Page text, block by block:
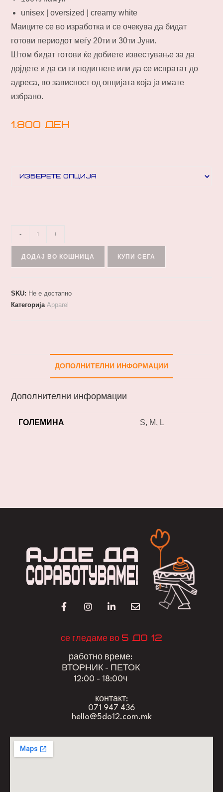
unisex | oversized | creamy white
Маиците се во изработка и се очекува да бидат
готови периодот меѓу 20ти и 30ти Jуни.
Штом бидат готови ќе добиете известување за да
дојдете и да си ги подигнете или да се испратат до
адреса, во зависност од опцијата која ја имате
избрано.
1.800ден
- +
ДОДАЈ ВО КОШНИЦА КУПИ СЕГА
SKU: Не е достапно
КатегоријаApparel
ДОПОЛНИТЕЛНИ ИНФОРМАЦИИ
Дополнителни информации
ГОЛЕМИНА S, M, L
се гледаме во 5 до 12
работно време:
ВТОРНИК - ПЕТОК
12:00 - 18:00ч
контакт:
071 947 436
hello@5do12.com.mk